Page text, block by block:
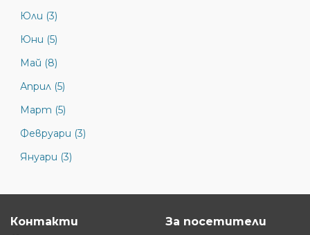
Юли (3)
Юни (5)
Май (8)
Април (5)
Март (5)
Февруари (3)
Януари (3)
Контакти За посетители